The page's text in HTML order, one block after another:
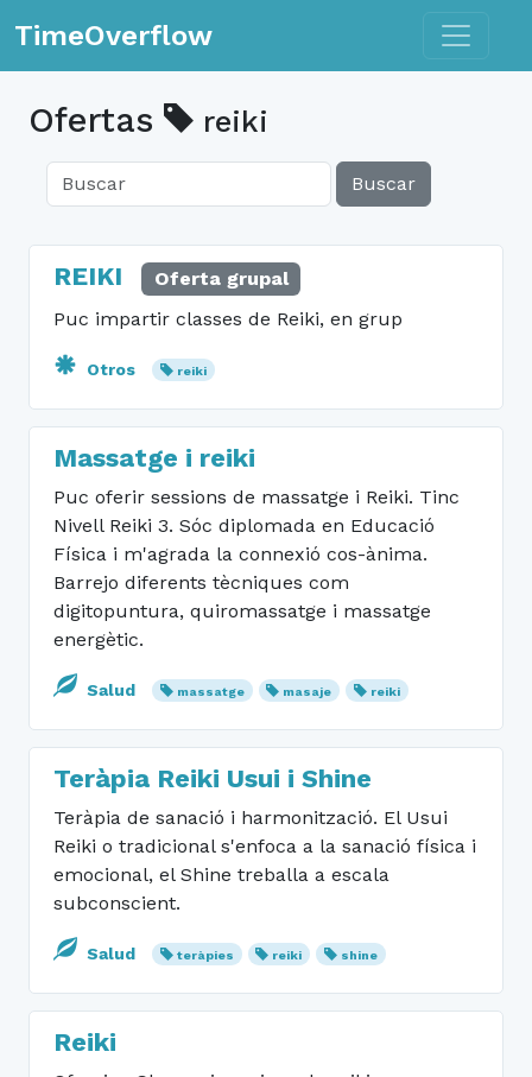
TimeOverflow Toggle
Ofertas reiki
Buscar
REIKI
Oferta grupal
Puc impartir classes de Reiki, en grup
Otros reiki
Massatge i reiki
Puc oferir sessions de massatge i Reiki. Tinc
Nivell Reiki 3. Sóc diplomada en Educació
Física i m'agrada la connexió cos-ànima.
Barrejo diferents tècniques com
digitopuntura, quiromassatge i massatge
energètic.
Salud massatge masaje reiki
Teràpia Reiki Usui i Shine
Teràpia de sanació i harmonització. El Usui
Reiki o tradicional s'enfoca a la sanació física i
emocional, el Shine treballa a escala
subconscient.
Salud teràpies reiki shine
Reiki